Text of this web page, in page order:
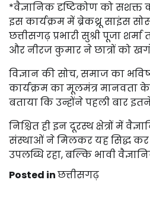
*वैज्ञानिक दृष्टिकोण को
इस कार्यक्रम में ब्रेकथ्रू साइंस
छत्तीसगढ़ प्रभारी सुश्री पूजा
और नीरज कुमार ने छात्रों को
विज्ञान की सोच, समाज का
कार्यक्रम का मूलमंत्र मानवता के
बताया कि उन्होंने पहली बार
निश्चित ही इन दूरस्थ क्षेत्रों में
संस्थाओं ने मिलकर यह सिद्ध कर
उपलब्धि रहा, बल्कि भावी
Posted inछत्तीसगढ़